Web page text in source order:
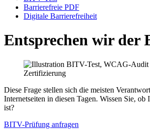
Barrierefreie PDF
Digitale Barrierefreiheit
Entsprechen wir der
Diese Frage stellen sich die meisten
Internetseiten in diesen Tagen. Wissen Sie, ob
ist?
BITV-Prüfung anfragen